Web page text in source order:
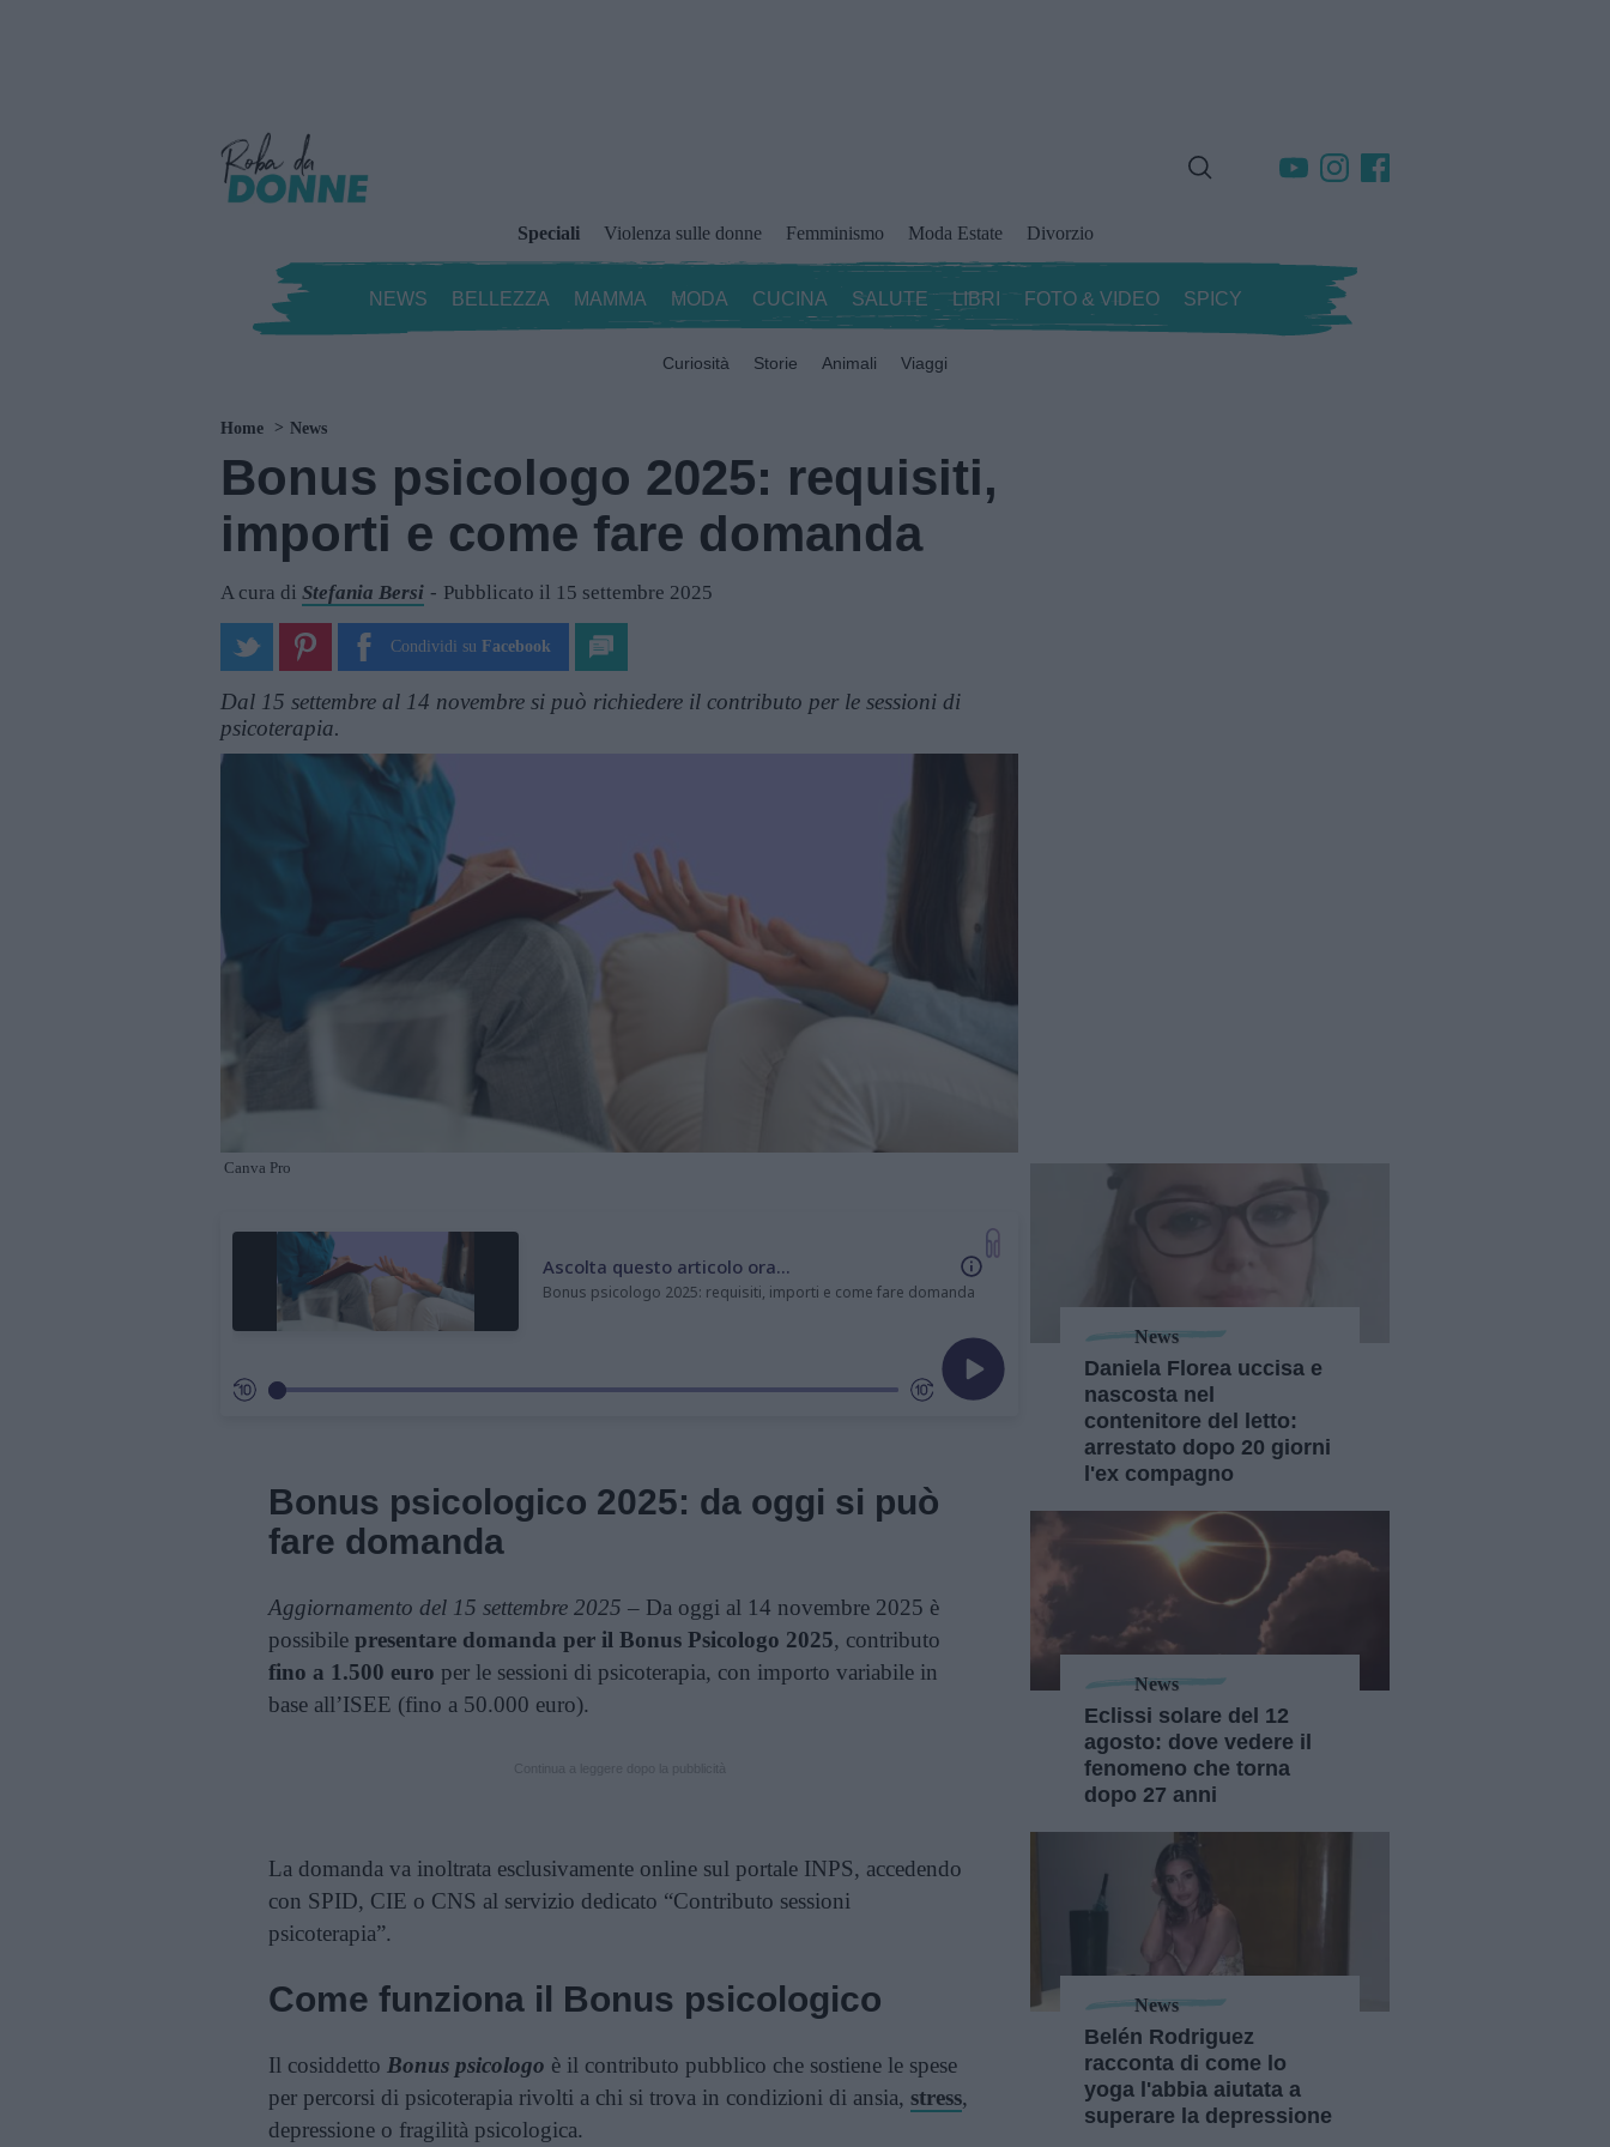
Speciali Violenza sulle donne Femminismo Moda Estate Divorzio
NEWS BELLEZZA MAMMA MODA CUCINA SALUTE LIBRI FOTO & VIDEO SPICY
Curiosità Storie Animali Viaggi
Home News
Bonus psicologo 2025: requisiti,
importi e come fare domanda
A cura di Stefania Bersi Pubblicato il 15 settembre 2025
Condividi su Facebook
Dal 15 settembre al 14 novembre si può richiedere il contributo per le sessioni di
psicoterapia.
Canva Pro
Ascolta questo articolo ora...
Bonus psicologo 2025: requisiti, importi e come fare domanda
Bonus psicologico 2025: da oggi si può
fare domanda
Aggiornamento del 15 settembre 2025 – Da oggi al 14 novembre 2025 è
possibile presentare domanda per il Bonus Psicologo 2025, contributo
fino a 1.500 euro per le sessioni di psicoterapia, con importo variabile in
base all’ISEE (fino a 50.000 euro).
La domanda va inoltrata esclusivamente online sul portale INPS, accedendo
con SPID, CIE o CNS al servizio dedicato “Contributo sessioni
psicoterapia”.
Come funziona il Bonus psicologico
Il cosiddetto Bonus psicologo è il contributo pubblico che sostiene le spese
per percorsi di psicoterapia rivolti a chi si trova in condizioni di ansia, stress,
depressione o fragilità psicologica.
News
Daniela Florea uccisa e
nascosta nel
contenitore del letto:
arrestato dopo 20 giorni
l'ex compagno
News
Eclissi solare del 12
agosto: dove vedere il
fenomeno che torna
dopo 27 anni
News
Belén Rodriguez
racconta di come lo
yoga l'abbia aiutata a
superare la depressione